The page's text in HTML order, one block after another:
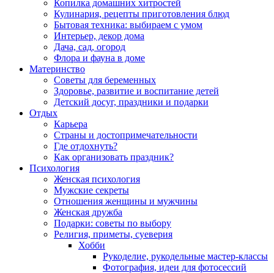
Копилка домашних хитростей
Кулинария, рецепты приготовления блюд
Бытовая техника: выбираем с умом
Интерьер, декор дома
Дача, сад, огород
Флора и фауна в доме
Материнство
Советы для беременных
Здоровье, развитие и воспитание детей
Детский досуг, праздники и подарки
Отдых
Карьера
Страны и достопримечательности
Где отдохнуть?
Как организовать праздник?
Психология
Женская психология
Мужские секреты
Отношения женщины и мужчины
Женская дружба
Подарки: советы по выбору
Религия, приметы, суеверия
Хобби
Рукоделие, рукодельные мастер-классы
Фотография, идеи для фотосессий